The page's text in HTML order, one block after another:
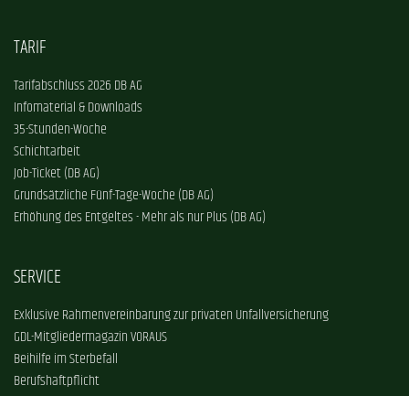
TARIF
Tarifabschluss 2026 DB AG
Infomaterial & Downloads
35-Stunden-Woche
Schichtarbeit
Job-Ticket (DB AG)
Grundsätzliche Fünf-Tage-Woche (DB AG)
Erhöhung des Entgeltes - Mehr als nur Plus (DB AG)
SERVICE
Exklusive Rahmenvereinbarung zur privaten Unfallversicherung
GDL-Mitgliedermagazin VORAUS
Beihilfe im Sterbefall
Berufshaftpflicht